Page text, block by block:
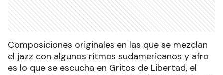
Composiciones originales en las que se mezclan
el jazz con algunos ritmos sudamericanos y afro
es lo que se escucha en Gritos de Libertad, el